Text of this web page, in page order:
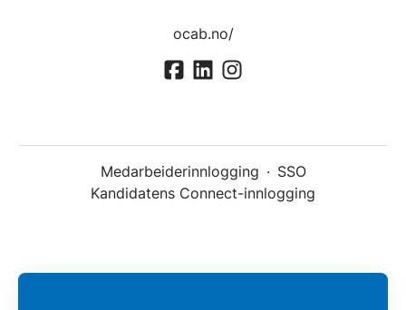
ocab.no/
Medarbeiderinnlogging · SSO
Kandidatens Connect-innlogging